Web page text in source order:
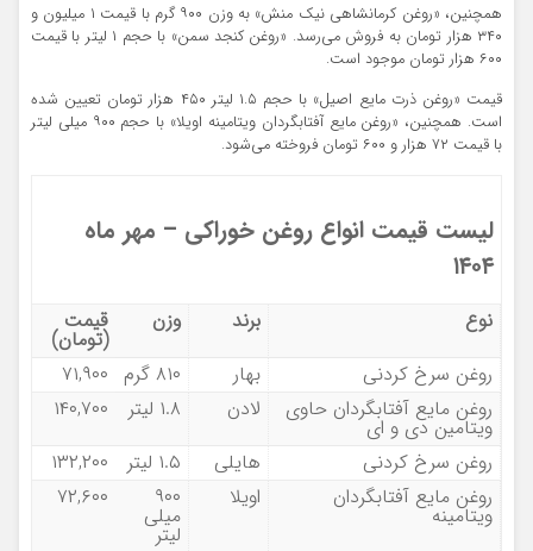
همچنین، «روغن کرمانشاهی نیک منش» به وزن ۹۰۰ گرم با قیمت ۱ میلیون و
۳۴۰ هزار تومان به فروش می‌رسد. «روغن کنجد سمن» با حجم ۱ لیتر با قیمت
۶۰۰ هزار تومان موجود است.
قیمت «روغن ذرت مایع اصیل» با حجم ۱.۵ لیتر ۴۵۰ هزار تومان تعیین شده
است. همچنین، «روغن مایع آفتابگردان ویتامینه اویلا» با حجم ۹۰۰ میلی لیتر
با قیمت ۷۲ هزار و ۶۰۰ تومان فروخته می‌شود.
لیست قیمت انواع روغن خوراکی – مهر ماه
۱۴۰۴
نوع برند وزن قیمت
(تومان)
روغن سرخ کردنی
بهار ۸۱۰ گرم
۷۱,۹۰۰
روغن مایع آفتابگردان حاوی
ویتامین دی و ای
لادن ۱.۸ لیتر
۱۴۰,۷۰۰
روغن سرخ کردنی
هایلی ۱.۵ لیتر
۱۳۲,۲۰۰
روغن مایع آفتابگردان
ویتامینه
اویلا ۹۰۰
میلی
لیتر
۷۲,۶۰۰